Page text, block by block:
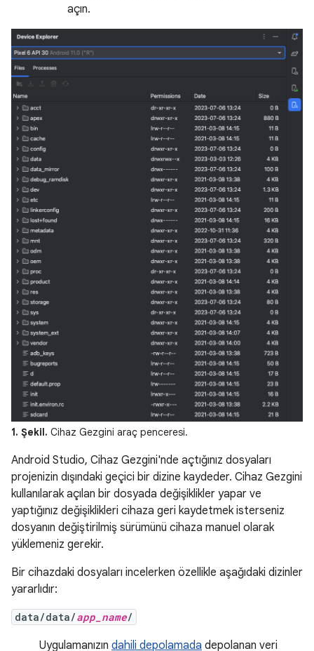
açın.
1. Şekil. Cihaz Gezgini araç penceresi.
Android Studio, Cihaz Gezgini'nde açtığınız dosyaları
projenizin dışındaki geçici bir dizine kaydeder. Cihaz Gezgini
kullanılarak açılan bir dosyada değişiklikler yapar ve
yaptığınız değişiklikleri cihaza geri kaydetmek isterseniz
dosyanın değiştirilmiş sürümünü cihaza manuel olarak
yüklemeniz gerekir.
Bir cihazdaki dosyaları incelerken özellikle aşağıdaki dizinler
yararlıdır:
data/data/app_name/
Uygulamanızın dahili depolamada depolanan veri